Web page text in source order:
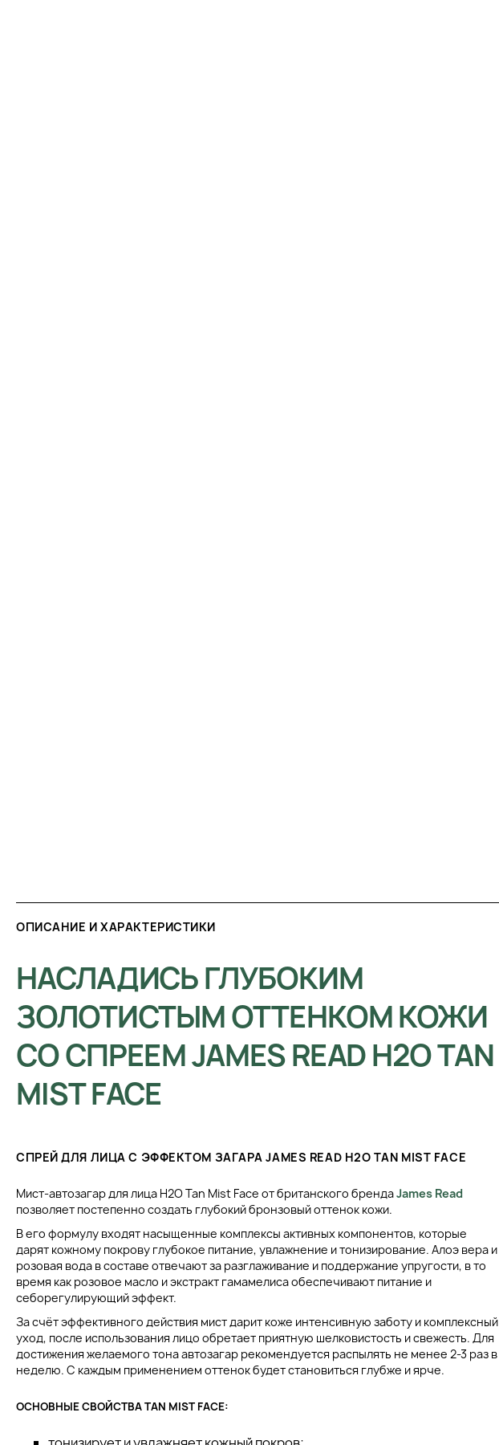
ОПИСАНИЕ И ХАРАКТЕРИСТИКИ
НАСЛАДИСЬ ГЛУБОКИМ
ЗОЛОТИСТЫМ ОТТЕНКОМ КОЖИ
СО СПРЕЕМ JAMES READ H2O TAN
MIST FACE
СПРЕЙ ДЛЯ ЛИЦА С ЭФФЕКТОМ ЗАГАРА JAMES READ H2O TAN MIST FACE
Мист-автозагар для лица H2O Tan Mist Face от британского брендаJames Read
позволяет постепенно создать глубокий бронзовый оттенок кожи.
В его формулу входят насыщенные комплексы активных компонентов, которые
дарят кожному покрову глубокое питание, увлажнение и тонизирование. Алоэ вера и
розовая вода в составе отвечают за разглаживание и поддержание упругости, в то
время как розовое масло и экстракт гамамелиса обеспечивают питание и
себорегулирующий эффект.
За счёт эффективного действия мист дарит коже интенсивную заботу и комплексный
уход, после использования лицо обретает приятную шелковистость и свежесть. Для
достижения желаемого тона автозагар рекомендуется распылять не менее 2-3 раз в
неделю. С каждым применением оттенок будет становиться глубже и ярче.
ОСНОВНЫЕ СВОЙСТВА TAN MIST FACE: